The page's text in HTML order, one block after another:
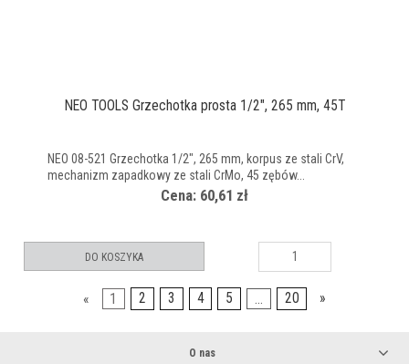
NEO TOOLS Grzechotka prosta 1/2", 265 mm, 45T
NEO 08-521 Grzechotka 1/2", 265 mm, korpus ze stali CrV,
mechanizm zapadkowy ze stali CrMo, 45 zębów...
Cena: 60,61 zł
DO KOSZYKA
« 1 2 3 4 5 20 »
O nas